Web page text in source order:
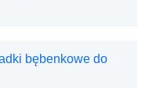
bębenkowe do